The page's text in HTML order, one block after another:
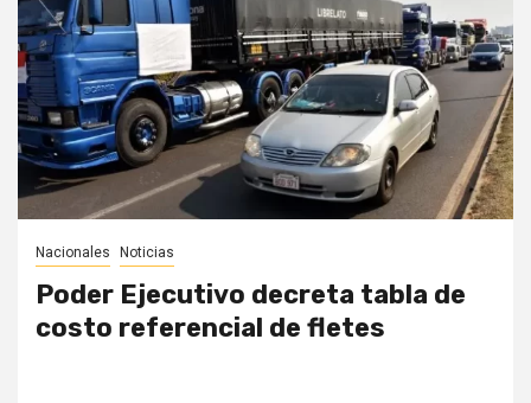
Nacionales Noticias
Poder Ejecutivo decreta tabla de
costo referencial de fletes